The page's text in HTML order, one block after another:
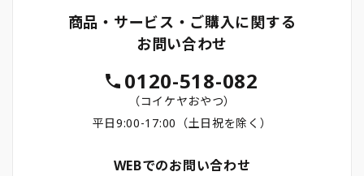
商品・サービス・ご購入に関する
お問い合わせ
0120-518-082
（コイケヤおやつ）
平日9:00-17:00（土日祝を除く）
WEBでのお問い合わせ